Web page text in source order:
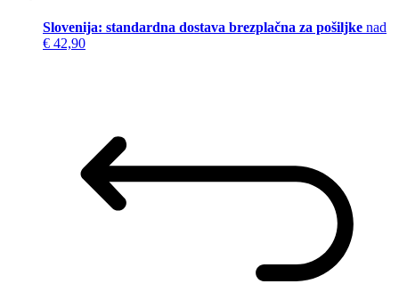
Slovenija: standardna dostava brezplačna za pošiljke nad
€ 42,90